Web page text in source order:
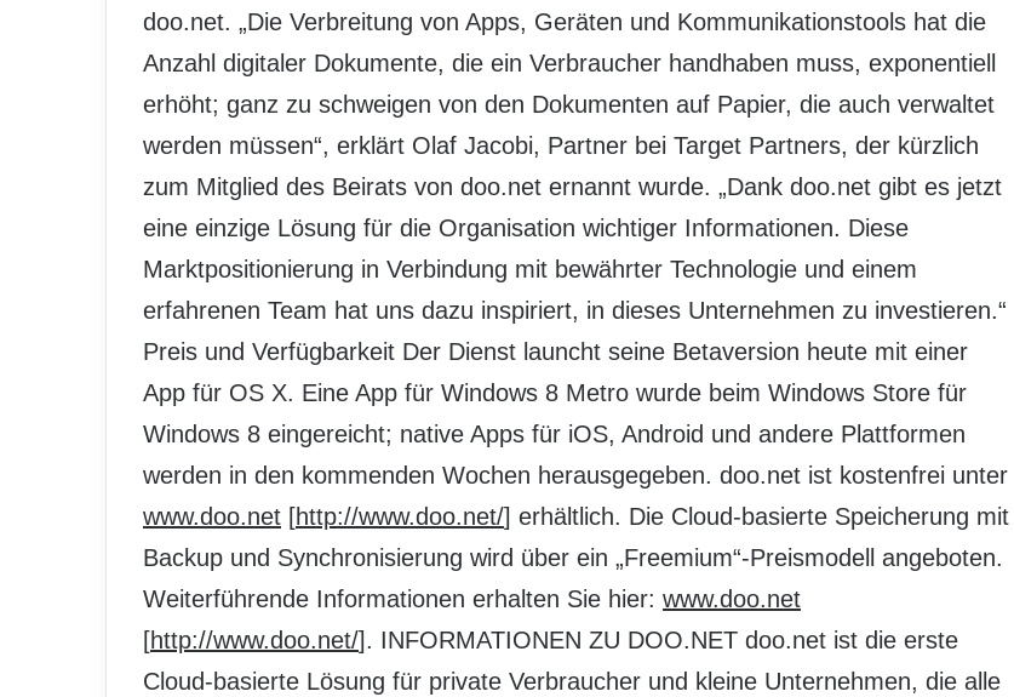
doo.net. „Die Verbreitung von Apps, Geräten und Kommunikationstools hat die
Anzahl digitaler Dokumente, die ein Verbraucher handhaben muss, exponentiell
erhöht; ganz zu schweigen von den Dokumenten auf Papier, die auch verwaltet
werden müssen“, erklärt Olaf Jacobi, Partner bei Target Partners, der kürzlich
zum Mitglied des Beirats von doo.net ernannt wurde. „Dank doo.net gibt es jetzt
eine einzige Lösung für die Organisation wichtiger Informationen. Diese
Marktpositionierung in Verbindung mit bewährter Technologie und einem
erfahrenen Team hat uns dazu inspiriert, in dieses Unternehmen zu investieren.“
Preis und Verfügbarkeit Der Dienst launcht seine Betaversion heute mit einer
App für OS X. Eine App für Windows 8 Metro wurde beim Windows Store für
Windows 8 eingereicht; native Apps für iOS, Android und andere Plattformen
werden in den kommenden Wochen herausgegeben. doo.net ist kostenfrei unter
www.doo.net [http://www.doo.net/] erhältlich. Die Cloud-basierte Speicherung mit
Backup und Synchronisierung wird über ein „Freemium“-Preismodell angeboten.
Weiterführende Informationen erhalten Sie hier: www.doo.net
[http://www.doo.net/]. INFORMATIONEN ZU DOO.NET doo.net ist die erste
Cloud-basierte Lösung für private Verbraucher und kleine Unternehmen, die alle